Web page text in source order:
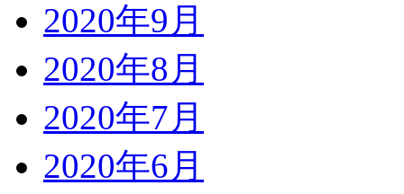
2020年9月
2020年8月
2020年7月
2020年6月